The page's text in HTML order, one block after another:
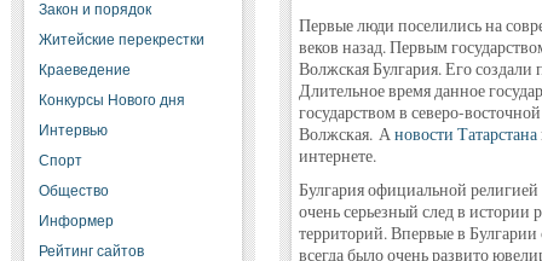
Закон и порядок
Житейские перекрестки
Краеведение
Конкурсы Нового дня
Интервью
Спорт
Общество
Информер
Рейтинг сайтов
Первые люди поселились на
веков назад. Первым
Волжская Булгария. Его
Длительное время данное
государством в северо-
Волжская. Ановости Татарстана
интернете.
Булгария официальной
очень серьезный след в
территорий. Впервые в
всегда было очень развито